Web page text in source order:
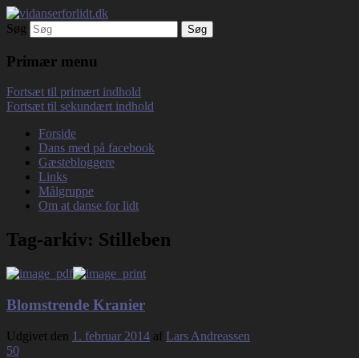
vidanserforlidt.dk
Debatterende tekster med filosofisk tilsnit
om hverdagens glæder og genvordigheder
Søg
Primær menu
Fortsæt til primært indhold
Fortsæt til sekundært indhold
Forside
Dans med på facebook
Gæstebloggere
Links
Målgruppe
Om at danse for lidt
Tag-arkiv: Stilleben
Blomstrende Kranier
Udgivet den 1. februar 2014 af Lars Andreassen
50